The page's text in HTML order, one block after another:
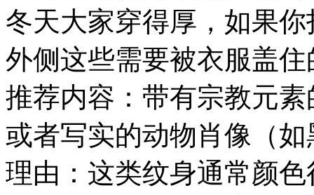
冬天大家穿得厚，如果
外侧这些需要被衣服盖
推荐内容：带有宗教元
或者写实的动物肖像（
理由：这类纹身通常颜